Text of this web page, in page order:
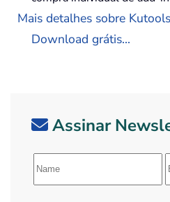
Mais detalhes sobre
Download grátis...
Assinar